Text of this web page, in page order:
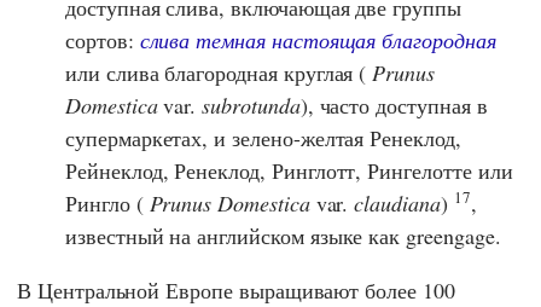
доступная слива, включающая две группы
сортов: слива темная настоящая благородная
или слива благородная круглая (Prunus
Domesticavar.subrotunda), часто доступная в
супермаркетах, и зелено-желтая Ренеклод,
Рейнеклод, Ренеклод, Ринглотт, Рингелотте или
Рингло ( Prunus Domesticavar.claudiana) 17,
известный на английском языке как greengage.
В Центральной Европе выращивают более 100